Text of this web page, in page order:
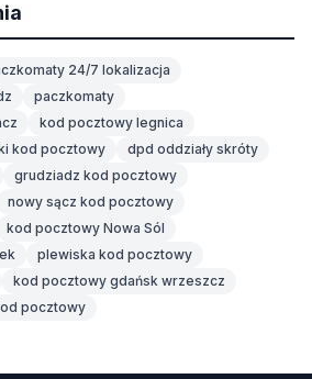
24/7 lokalizacja
paczkomaty
kod pocztowy legnica
kod pocztowy
dpd oddziały skróty
grudziadz kod pocztowy
nowy sącz kod pocztowy
kod pocztowy Nowa Sól
plewiska kod pocztowy
kod pocztowy gdańsk wrzeszcz
pocztowy